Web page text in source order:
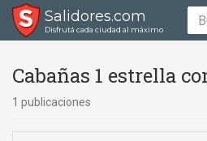
Salidores.com
Disfrutá cada ciudad al máximo
Cabañas 1 estrella
1 publicaciones